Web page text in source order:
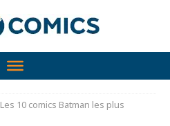
Les 10 comics Batman les plus